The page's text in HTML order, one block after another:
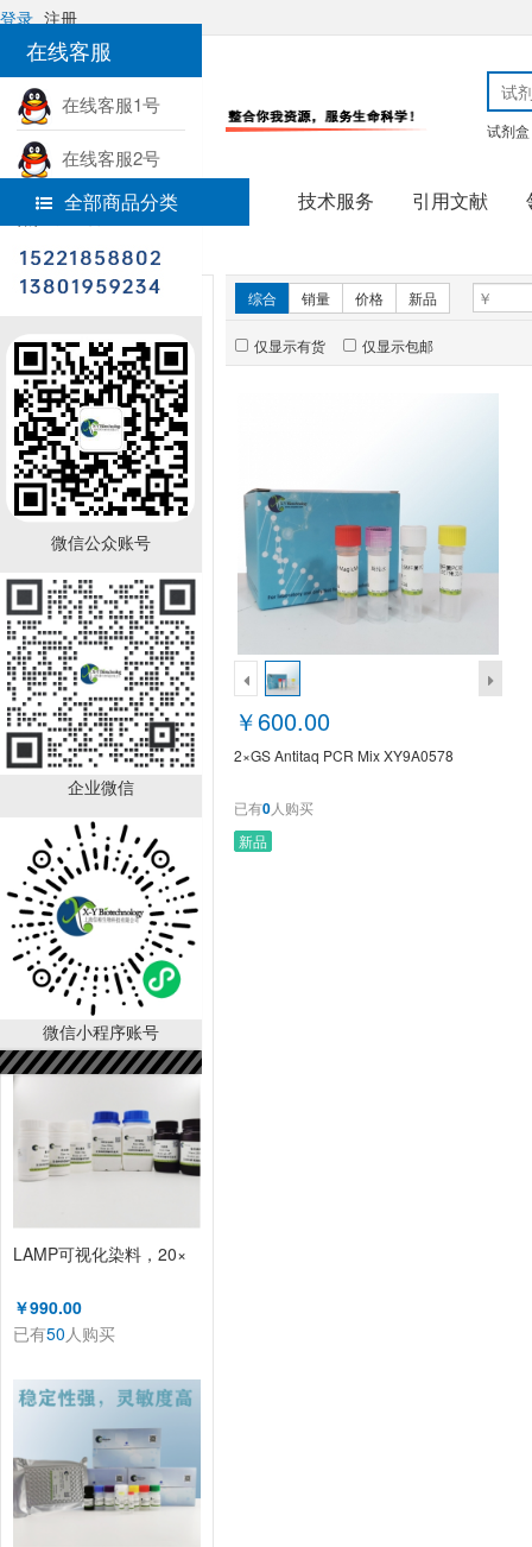
在线客服
在线客服1号
在线客服2号
热线电话
微信公众账号
企业微信
微信小程序账号
登录 注册
试剂盒
全部商品分类 技术服务 引用文献
首页
分子生物学
新品推荐
2×GS Antitaq PCR Mix
￥600.00
已有 0 人购买
销量排行
角质细胞培养基 KM
￥2280.00
1000 人购买
LAMP可视化染料，20×
￥990.00
已有50人购买
综合 销量 价格 新品
仅显示有货 仅显示包邮
￥600.00
2×GS Antitaq PCR Mix XY9A0578
已有0人购买
新品